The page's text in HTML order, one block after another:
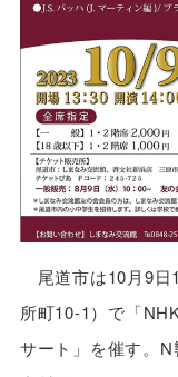
尾道市は10月9日
所町10-1）で「
サート」を催す。N